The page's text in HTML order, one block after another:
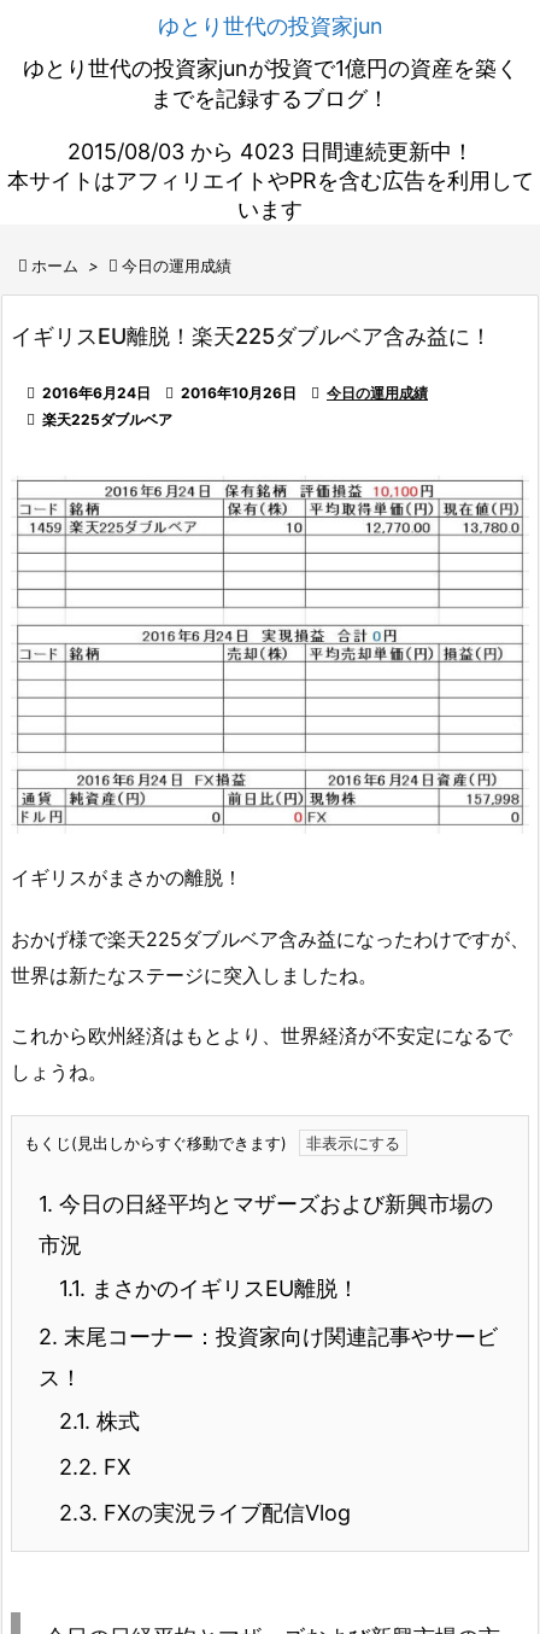
ゆとり世代の投資家jun
ゆとり世代の投資家junが投資で1億円の資産を築く
までを記録するブログ！
2015/08/03 から 4023 日間連続更新中！
本サイトはアフィリエイトやPRを含む広告を利用して
います
 ホーム >  今日の運用成績
イギリスEU離脱！楽天225ダブルベア含み益に！
 2016年6月24日  2016年10月26日  今日の運用成績
 楽天225ダブルベア
イギリスがまさかの離脱！
おかげ様で楽天225ダブルベア含み益になったわけですが、
世界は新たなステージに突入しましたね。
これから欧州経済はもとより、世界経済が不安定になるで
しょうね。
もくじ(見出しからすぐ移動できます)
1. 今日の日経平均とマザーズおよび新興市場の
市況
1.1. まさかのイギリスEU離脱！
2. 末尾コーナー：投資家向け関連記事やサービ
ス！
2.1. 株式
2.2. FX
2.3. FXの実況ライブ配信Vlog